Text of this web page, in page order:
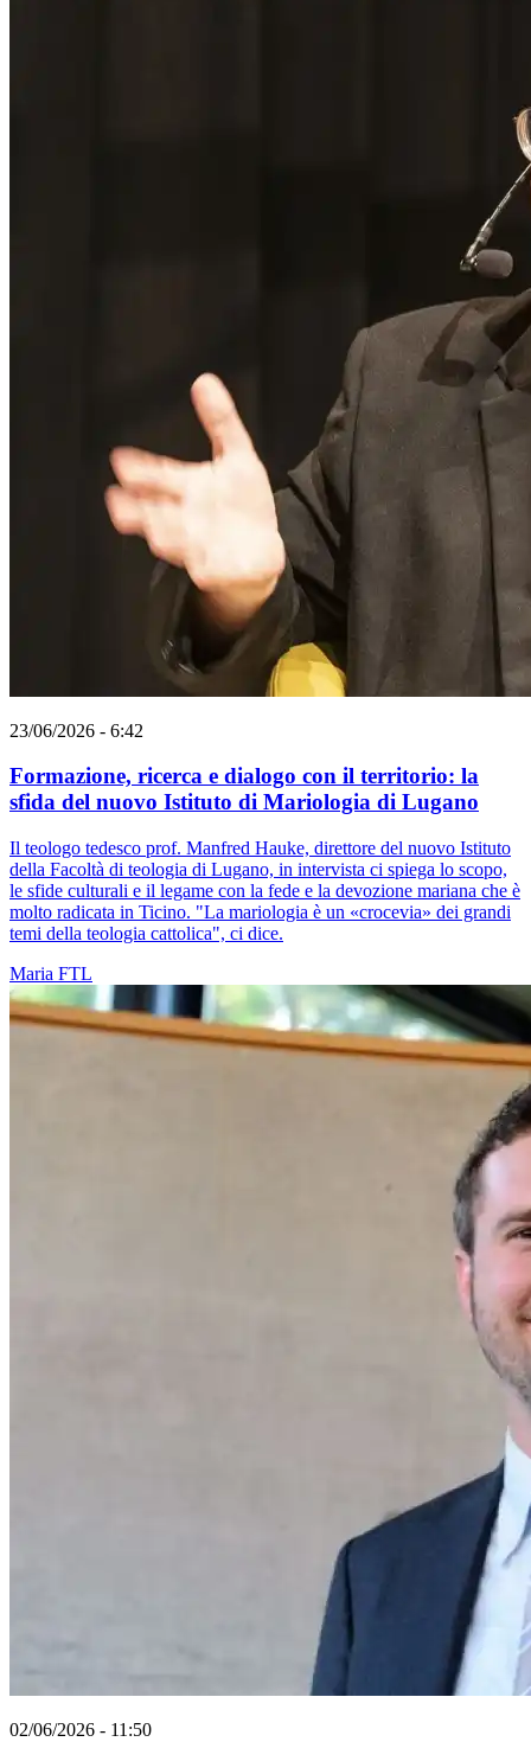
23/06/2026 - 6:42
Formazione, ricerca e dialogo con il territorio: la
sfida del nuovo Istituto di Mariologia di Lugano
Il teologo tedesco prof. Manfred Hauke, direttore del nuovo Istituto
della Facoltà di teologia di Lugano, in intervista ci spiega lo scopo,
le sfide culturali e il legame con la fede e la devozione mariana che è
molto radicata in Ticino. "La mariologia è un «crocevia» dei grandi
temi della teologia cattolica", ci dice.
Maria FTL
02/06/2026 - 11:50